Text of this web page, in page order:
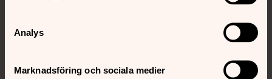
Analys
Marknadsföring och sociala medier